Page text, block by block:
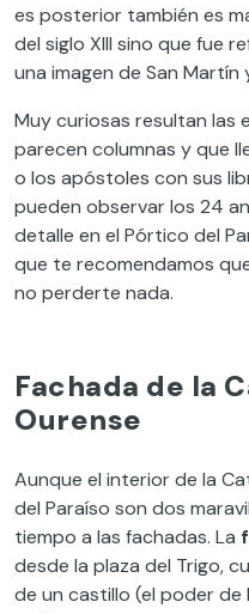
es posterior también es
del siglo XIII sino que fue
una imagen de San
Muy curiosas resultan las
parecen columnas y que
o los apóstoles con sus
pueden observar los 24
detalle en el Pórtico del
que te recomendamos
no perderte nada.
Fachada de la
Ourense
Aunque el interior de la
del Paraíso son dos
tiempo a las fachadas. La
desde la plaza del Trigo,
de un castillo (el poder de